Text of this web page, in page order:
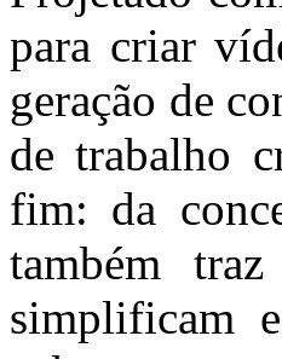
para criar
geração de
de trabalho
fim: da
também
simplificam